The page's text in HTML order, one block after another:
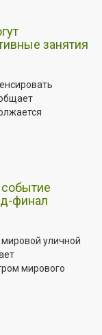
занятия
финал
уличной
мирового